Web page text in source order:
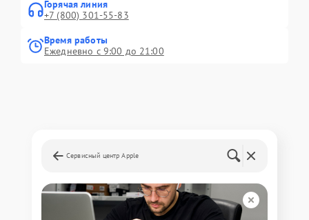
Горячая линия
+7 (800) 301-55-83
Время работы
Ежедневно с 9:00 до 21:00
Сервисный центр Apple